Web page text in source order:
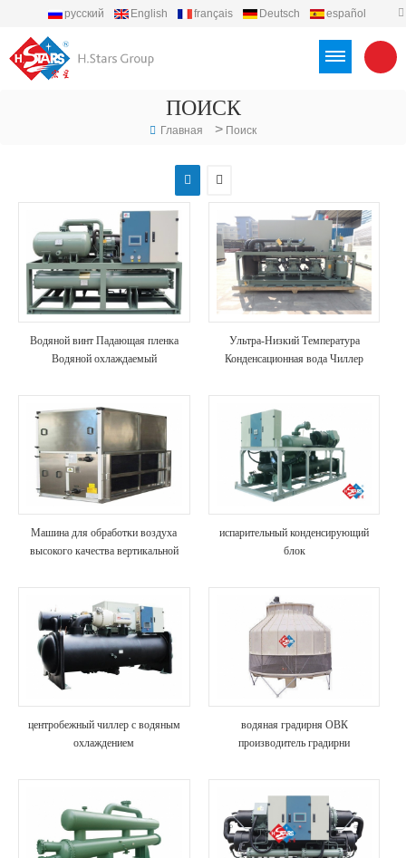
русский English français Deutsch
español
ПОИСК
Главная > Поиск
Водяной винт Падающая пленка
Водяной охлаждаемый
Ультра-Низкий Температура
Конденсационная вода Чиллер
Машина для обработки воздуха
высокого качества вертикальной
испарительный конденсирующий
блок
центробежный чиллер с водяным
охлаждением
водяная градирня ОВК
производитель градирни